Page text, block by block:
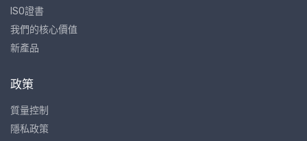
ISO證書
我們的核心價值
新產品
政策
質量控制
隱私政策